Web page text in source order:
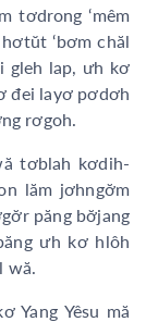
tơdrong ‘mêm
‘bơm chăl
gleh lap, ưh kơ
đei layơ pơdơh
rơgoh.
tơblah kơdih-
lăm jơhngơ̆m
păng bơ̆jang
ưh kơ hlôh
Yang Yêsu mă